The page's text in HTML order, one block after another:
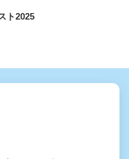
ト2025